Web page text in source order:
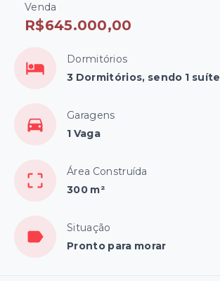
Venda
R$645.000,00
Dormitórios
3 Dormitórios, sendo 1 suíte
Garagens
1 Vaga
Área Construída
300 m²
Situação
Pronto para morar